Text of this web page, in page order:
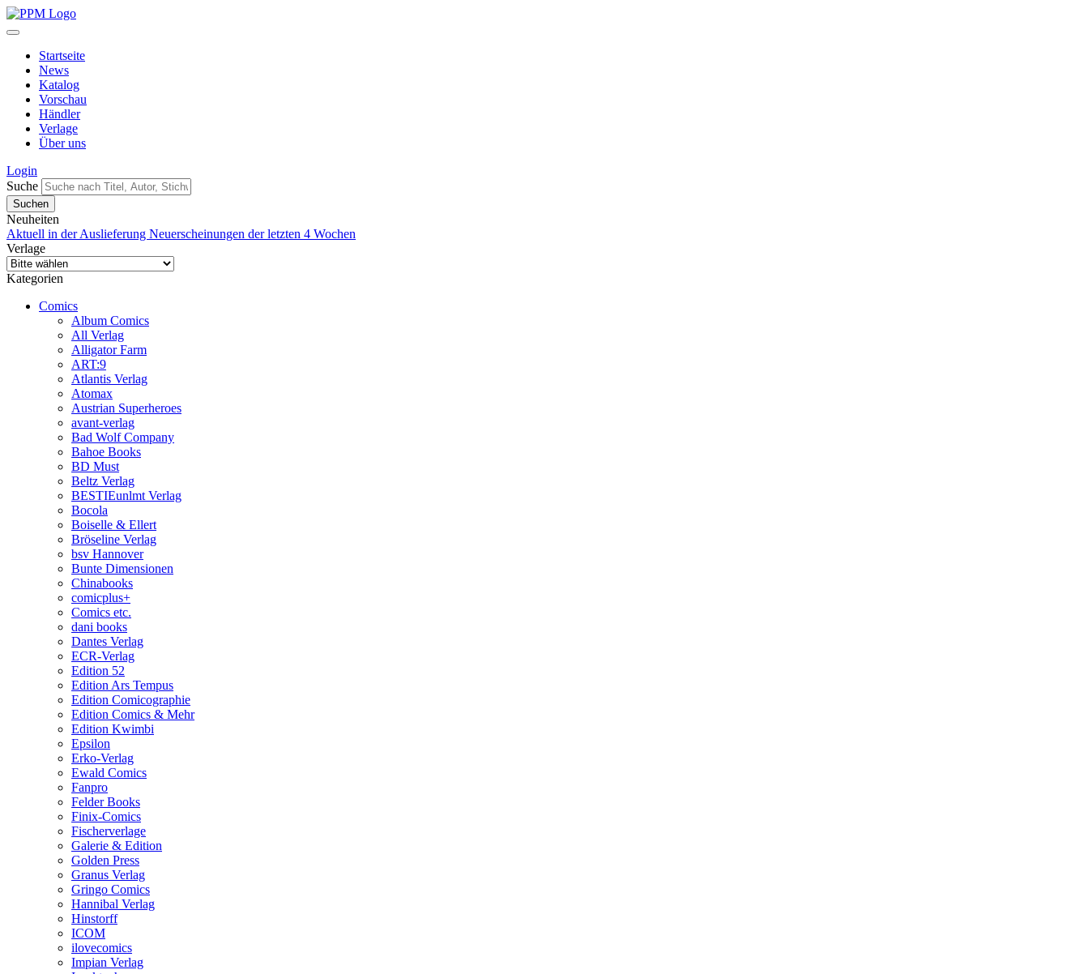
Startseite
News
Katalog
Vorschau
Händler
Verlage
Über uns
Login
Suche
Neuheiten
Aktuell in der Auslieferung Neuerscheinungen der letzten 4 Wochen
Verlage
Kategorien
Comics
Album Comics
All Verlag
Alligator Farm
ART:9
Atlantis Verlag
Atomax
Austrian Superheroes
avant-verlag
Bad Wolf Company
Bahoe Books
BD Must
Beltz Verlag
BESTIEunlmt Verlag
Bocola
Boiselle & Ellert
Bröseline Verlag
bsv Hannover
Bunte Dimensionen
Chinabooks
comicplus+
Comics etc.
dani books
Dantes Verlag
ECR-Verlag
Edition 52
Edition Ars Tempus
Edition Comicographie
Edition Comics & Mehr
Edition Kwimbi
Epsilon
Erko-Verlag
Ewald Comics
Fanpro
Felder Books
Finix-Comics
Fischerverlage
Galerie & Edition
Golden Press
Granus Verlag
Gringo Comics
Hannibal Verlag
Hinstorff
ICOM
ilovecomics
Impian Verlag